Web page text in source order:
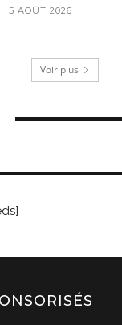
5 AOÛT 2026
Voir plus